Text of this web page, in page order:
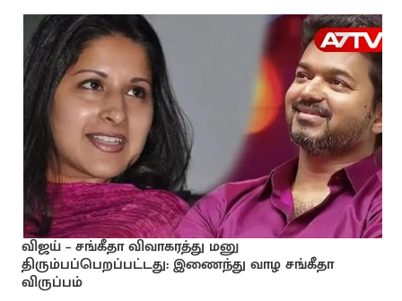
விஜய் – சங்கீதா விவாகரத்து மனு
திரும்பப்பெறப்பட்டது: இணைந்து வாழ சங்கீதா
விருப்பம்